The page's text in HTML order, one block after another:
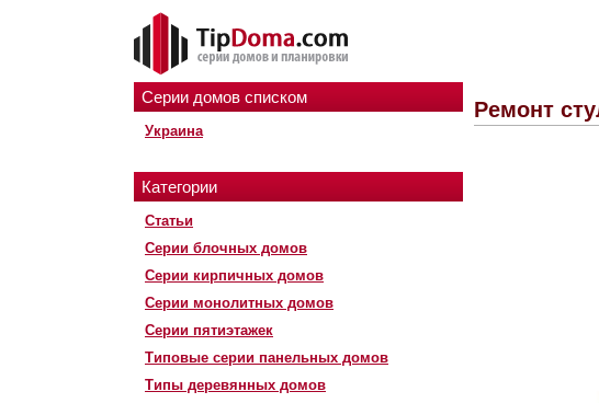
Серии домов списком
Украина
Категории
Статьи
Серии блочных домов
Серии кирпичных домов
Серии монолитных домов
Серии пятиэтажек
Типовые серии панельных домов
Типы деревянных домов
Ремонт